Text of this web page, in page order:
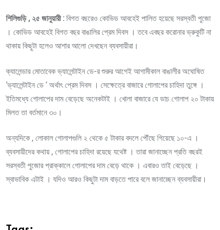
শিলিগুড়ি , ২৫ জানুয়ারী : বিগত বছরেও কোভিড আবহেই পালিত হয়েছে সরস্বতী পুজো
। কোভিড আবহেই বিগত বছর বাঙালির প্রেম দিবস । তবে এবছর করোনার ভ্রুকুটি না
থাকায় কিছুটা হলেও আশার আলো দেখছেন ব্যবসায়ীরা।
ক্যালেন্ডার মোতাবেক ভ্যালেন্টাইন ডে-র শুরুর আগেই আগামীকাল বাঙালীর অঘোষিত
‘ভ্যালেন্টাইন ডে ‘ অর্থাৎ প্রেম দিবস । সেক্ষেত্রে বাজারে গোলাপের চাহিদা তুঙ্গে ।
ইতিমধ্যে গোলাপের দাম বেড়েছে অনেকটাই । খোলা বাজারে যে ডাচ গোলাপ ২০ টাকায়
মিলত তা বর্তমানে ৩০।
অন্যদিকে , লোকাল গোলাপগুলি ২ থেকে ৫ টাকার বদলে পৌঁছে গিয়েছে ১০-এ ।
ব্যবসায়ীদের কথায় , গোলাপের চাহিদা রয়েছে যথেষ্ট । তারা জানাচ্ছেন প্রতি বছরই
সরস্বতী পুজোর প্রাক্কালে গোলাপের দাম বেড়ে থাকে । এবারও তাই বেড়েছে ।
স্বাভাবিক এটাই । যদিও আরও কিছুটা দাম বাড়তে পারে বলে জানাচ্ছেন ব্যবসায়ীরা।